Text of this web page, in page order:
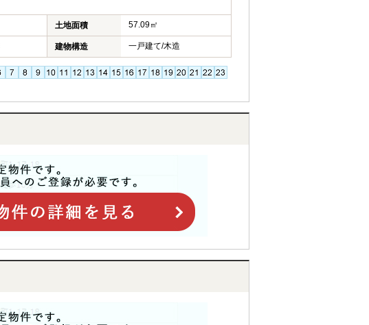
土地面積 57.09㎡
建物構造 一戸建て/木造